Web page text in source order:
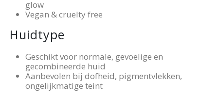
glow
Vegan & cruelty free
Huidtype
Geschikt voor normale, gevoelige en
gecombineerde huid
Aanbevolen bij dofheid, pigmentvlekken,
ongelijkmatige teint